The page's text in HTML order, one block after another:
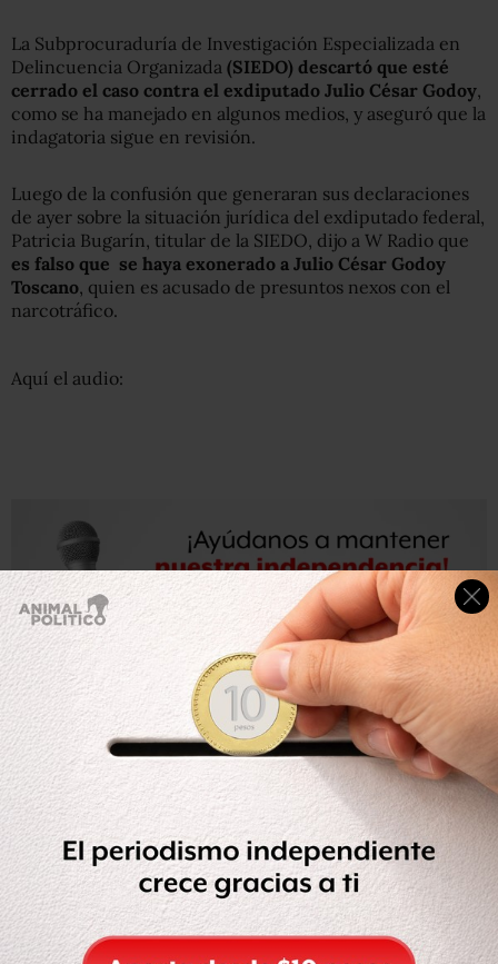
La Subprocuraduría de Investigación Especializada en
Delincuencia Organizada (SIEDO) descartó que esté
cerrado el caso contra el exdiputado Julio César Godoy,
como se ha manejado en algunos medios, y aseguró que la
indagatoria sigue en revisión.
Luego de la confusión que generaran sus declaraciones
de ayer sobre la situación jurídica del exdiputado federal,
Patricia Bugarín, titular de la SIEDO, dijo a W Radio que
es falso que se haya exonerado a Julio César Godoy
Toscano, quien es acusado de presuntos nexos con el
narcotráfico.
Aquí el audio:
No es un caso concluido, hay un recurso en revisión
interpuesto, la orden de aprehensión fue debidamente
librada por un juez de distrito, y el efecto del amparo
interpuesto es solamente para que se precisen algunos
elementos”, destacó Bugarín.